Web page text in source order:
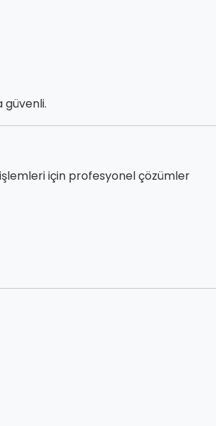
güvenli.
için profesyonel çözümler